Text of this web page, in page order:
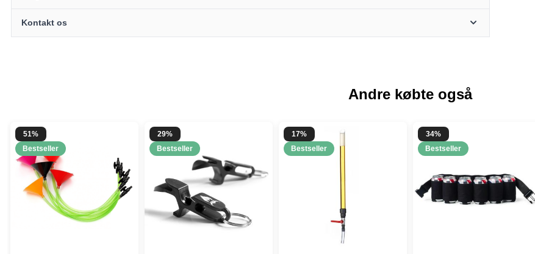
Kontakt os
Andre købte også
51%
Bestseller
29%
Bestseller
17%
Bestseller
34%
Bestseller